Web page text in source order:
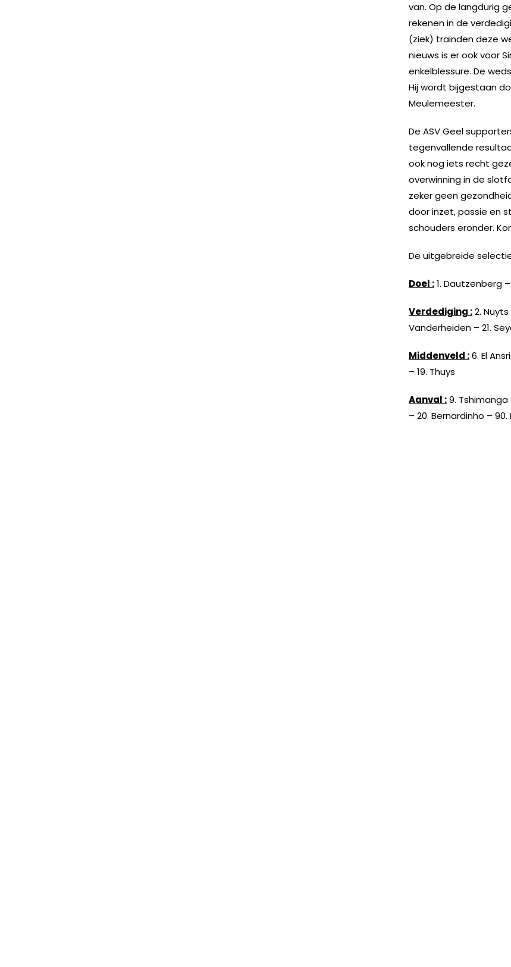
van. Op de langdurig
rekenen in de
(ziek) trainden deze
nieuws is er ook voor
enkelblessure. De
Hij wordt bijgestaan
Meulemeester.
De ASV Geel
tegenvallende
ook nog iets recht
overwinning in de
zeker geen
door inzet, passie en
schouders eronder.
De uitgebreide
Doel :1. Dautzenberg
Verdediging :2.
Vanderheiden – 21.
Middenveld :6. El
– 19. Thuys
Aanval :9. Tshimanga
– 20. Bernardinho –